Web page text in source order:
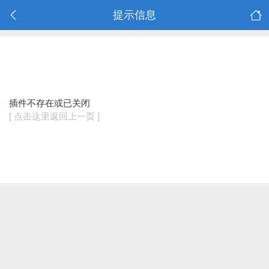
提示信息
插件不存在或已关闭
[ 点击这里返回上一页 ]